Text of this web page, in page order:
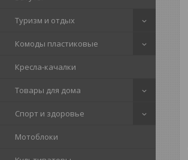
Туризм и отдых
Комоды пластиковые
Кресла-качалки
Товары для дома
Спорт и здоровье
Мотоблоки